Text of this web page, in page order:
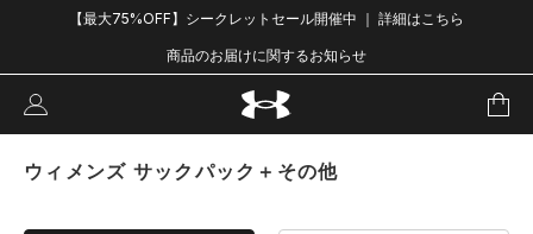
【最大75%OFF】シークレットセール開催中 ｜ 詳細はこちら
商品のお届けに関するお知らせ
ウィメンズ サックパック＋その他